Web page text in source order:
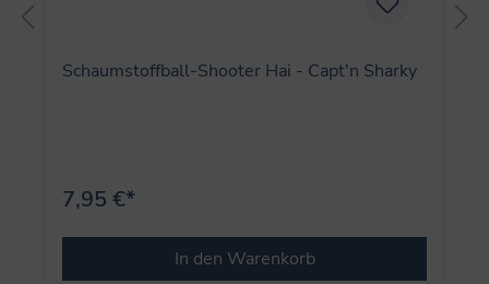
Schaumstoffball-Shooter Hai - Capt'n Sharky
7,95 €*
In den Warenkorb